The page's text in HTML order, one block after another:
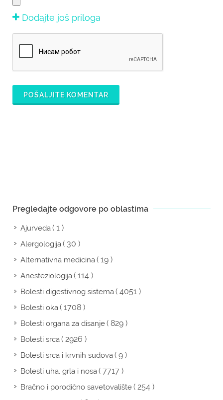
Dodajte još priloga
POŠALJITE KOMENTAR
Pregledajte odgovore po oblastima
Ajurveda( 1 )
Alergologija( 30 )
Alternativna medicina( 19 )
Anesteziologija( 114 )
Bolesti digestivnog sistema( 4051 )
Bolesti oka( 1708 )
Bolesti organa za disanje( 829 )
Bolesti srca( 2926 )
Bolesti srca i krvnih sudova( 9 )
Bolesti uha, grla i nosa( 7717 )
Bračno i porodično savetovalište( 254 )